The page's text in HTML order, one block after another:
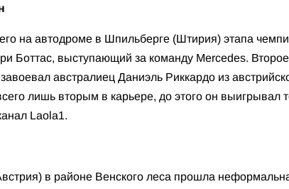
на автодроме в Шпильберге (Штирия) этапа
Боттас, выступающий за команду Mercedes.
австралиец Даниэль Риккардо из
лишь вторым в карьере, до этого он выигрывал
Laola1.
в районе Венского леса прошла